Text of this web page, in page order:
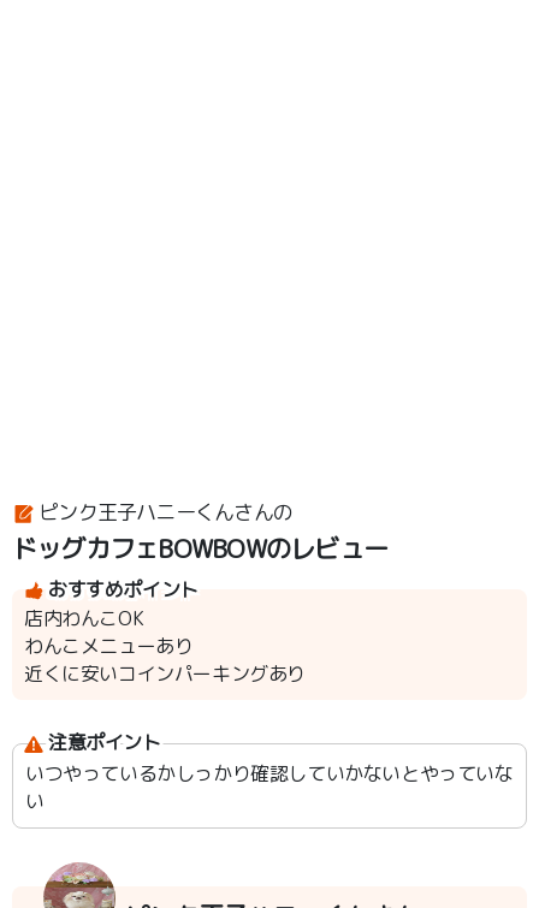
ピンク王子ハニーくんさんの
ドッグカフェBOWBOWのレビュー
おすすめポイント
店内わんこOK
わんこメニューあり
近くに安いコインパーキングあり
注意ポイント
いつやっているかしっかり確認していかないとやっていな
い